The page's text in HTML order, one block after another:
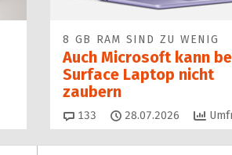
8 GB RAM SIND ZU WENIG
Auch Microsoft kann
Surface Laptop nicht
zaubern
133 Kommentare
28.07.2026